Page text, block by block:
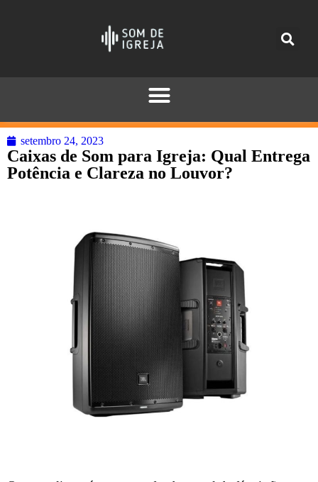
setembro 24, 2023
Caixas de Som para Igreja: Qual Entrega
Potência e Clareza no Louvor?